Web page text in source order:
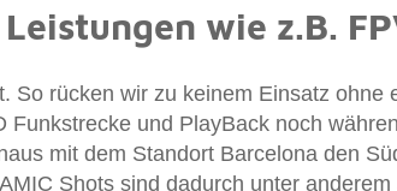
wie z.B.
rücken wir zu keinem Einsatz
und PlayBack noch
mit dem Standort Barcelona den
Shots sind dadurch unter